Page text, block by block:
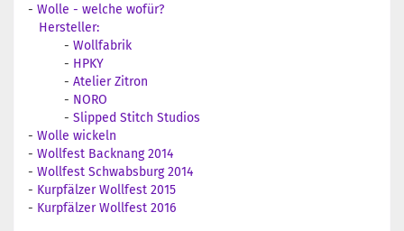
- Wolle - welche wofür?
Hersteller:
- Wollfabrik
- HPKY
- Atelier Zitron
- NORO
- Slipped Stitch Studios
- Wolle wickeln
- Wollfest Backnang 2014
- Wollfest Schwabsburg 2014
- Kurpfälzer Wollfest 2015
- Kurpfälzer Wollfest 2016